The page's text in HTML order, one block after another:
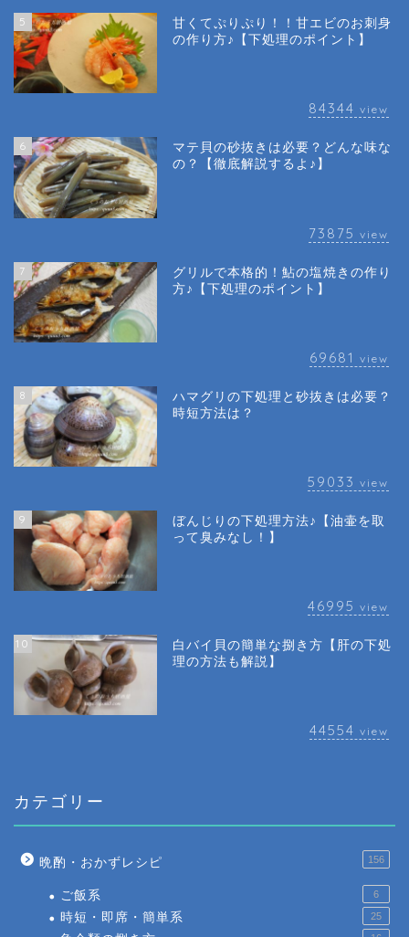
5
甘くてぷりぷり！！甘エビのお刺身
の作り方♪【下処理のポイント】
84344 view
6
マテ貝の砂抜きは必要？どんな味な
の？【徹底解説するよ♪】
73875 view
7
グリルで本格的！鮎の塩焼きの作り
方♪【下処理のポイント】
69681 view
8
ハマグリの下処理と砂抜きは必要？
時短方法は？
59033 view
9
ぼんじりの下処理方法♪【油壷を取
って臭みなし！】
46995 view
10
白バイ貝の簡単な捌き方【肝の下処
理の方法も解説】
44554 view
カテゴリー
晩酌・おかずレシピ 156
ご飯系 6
時短・即席・簡単系 25